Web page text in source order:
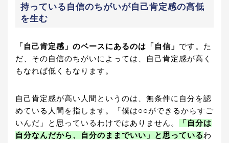
持っている自信のちがいが自己肯定感の高低
を生む
「自己肯定感」のベースにあるのは「自信」 です。た
だ、その自信のちがいによっては、自己肯定感が高く
もなれば低くもなります。
自己肯定感が高い人間というのは、無条件に自分を認
めている人間を指します。「僕は○○ができるからすご
いんだ」と思っているわけではありません。
「自分は
自分なんだから、自分のままでいい」と思っているわ